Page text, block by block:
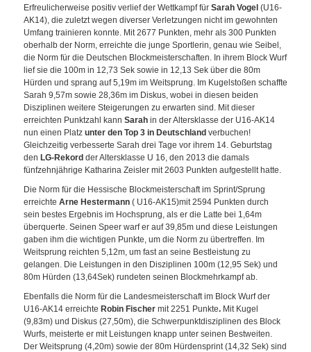
Erfreulicherweise positiv verlief der Wettkampf für Sarah Vogel (U16-
AK14), die zuletzt wegen diverser Verletzungen nicht im gewohnten
Umfang trainieren konnte. Mit 2677 Punkten, mehr als 300 Punkten
oberhalb der Norm, erreichte die junge Sportlerin, genau wie Seibel,
die Norm für die Deutschen Blockmeisterschaften. In ihrem Block Wurf
lief sie die 100m in 12,73 Sek sowie in 12,13 Sek über die 80m
Hürden und sprang auf 5,19m im Weitsprung. Im Kugelstoßen schaffte
Sarah 9,57m sowie 28,36m im Diskus, wobei in diesen beiden
Disziplinen weitere Steigerungen zu erwarten sind. Mit dieser
erreichten Punktzahl kann Sarah in der Altersklasse der U16-AK14
nun einen Platz unter den Top 3 in Deutschland verbuchen!
Gleichzeitig verbesserte Sarah drei Tage vor ihrem 14. Geburtstag
den LG-Rekord der Altersklasse U 16, den 2013 die damals
fünfzehnjährige Katharina Zeisler mit 2603 Punkten aufgestellt hatte.
Die Norm für die Hessische Blockmeisterschaft im Sprint/Sprung
erreichte Arne Hestermann ( U16-AK15)mit 2594 Punkten durch
sein bestes Ergebnis im Hochsprung, als er die Latte bei 1,64m
überquerte. Seinen Speer warf er auf 39,85m und diese Leistungen
gaben ihm die wichtigen Punkte, um die Norm zu übertreffen. Im
Weitsprung reichten 5,12m, um fast an seine Bestleistung zu
gelangen. Die Leistungen in den Disziplinen 100m (12,95 Sek) und
80m Hürden (13,64Sek) rundeten seinen Blockmehrkampf ab.
Ebenfalls die Norm für die Landesmeisterschaft im Block Wurf der
U16-AK14 erreichte Robin Fischer mit 2251 Punkte. Mit Kugel
(9,83m) und Diskus (27,50m), die Schwerpunktdisziplinen des Block
Wurfs, meisterte er mit Leistungen knapp unter seinen Bestweiten.
Der Weitsprung (4,20m) sowie der 80m Hürdensprint (14,32 Sek) sind